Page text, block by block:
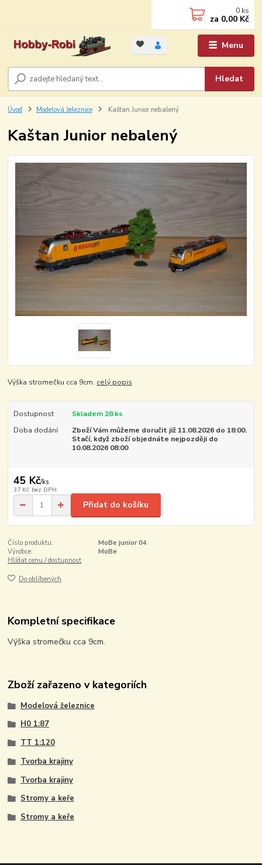
Menu
Hledat
0 ks
za 0,00 Kč
Úvod Modelová železnice Kaštan Junior nebalený
Kaštan Junior nebalený
Výška stromečku cca 9cm. celý popis
Dostupnost
Skladem 28 ks
Doba dodání
Zboží Vám můžeme doručit již 11.08.2026 do 18:00.
Stačí, když zboží objednáte nejpozději do
10.08.2026 08:00
45 Kč/ks
37 Kč bez DPH
Přidat do košíku
Číslo produktu:
MoBe junior 04
Výrobce:
MoBe
Hlídat cenu / dostupnost
Do oblíbených
Kompletní specifikace
Výška stromečku cca 9cm.
Zboží zařazeno v kategoriích
Modelová železnice
H0 1:87
TT 1:120
Tvorba krajiny
Tvorba krajiny
Stromy a keře
Stromy a keře